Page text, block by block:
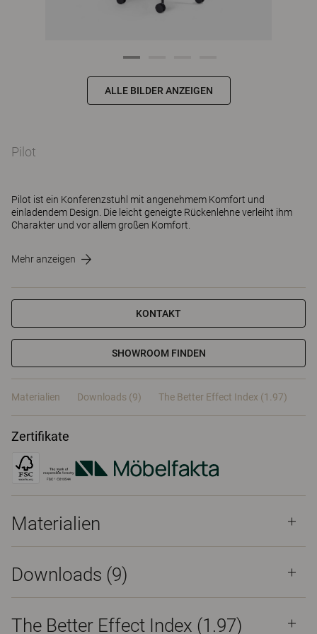
ALLE BILDER ANZEIGEN
Pilot
Pilot ist ein Konferenzstuhl mit angenehmem Komfort und
einladendem Design. Die leicht geneigte Rückenlehne verleiht ihm
Charakter und vor allem großen Komfort.
Mehr anzeigen
KONTAKT
SHOWROOM FINDEN
Materialien Downloads (9) The Better Effect Index (1.97)
Zertifikate
Materialien
Downloads (9)
The Better Effect Index (1.97)